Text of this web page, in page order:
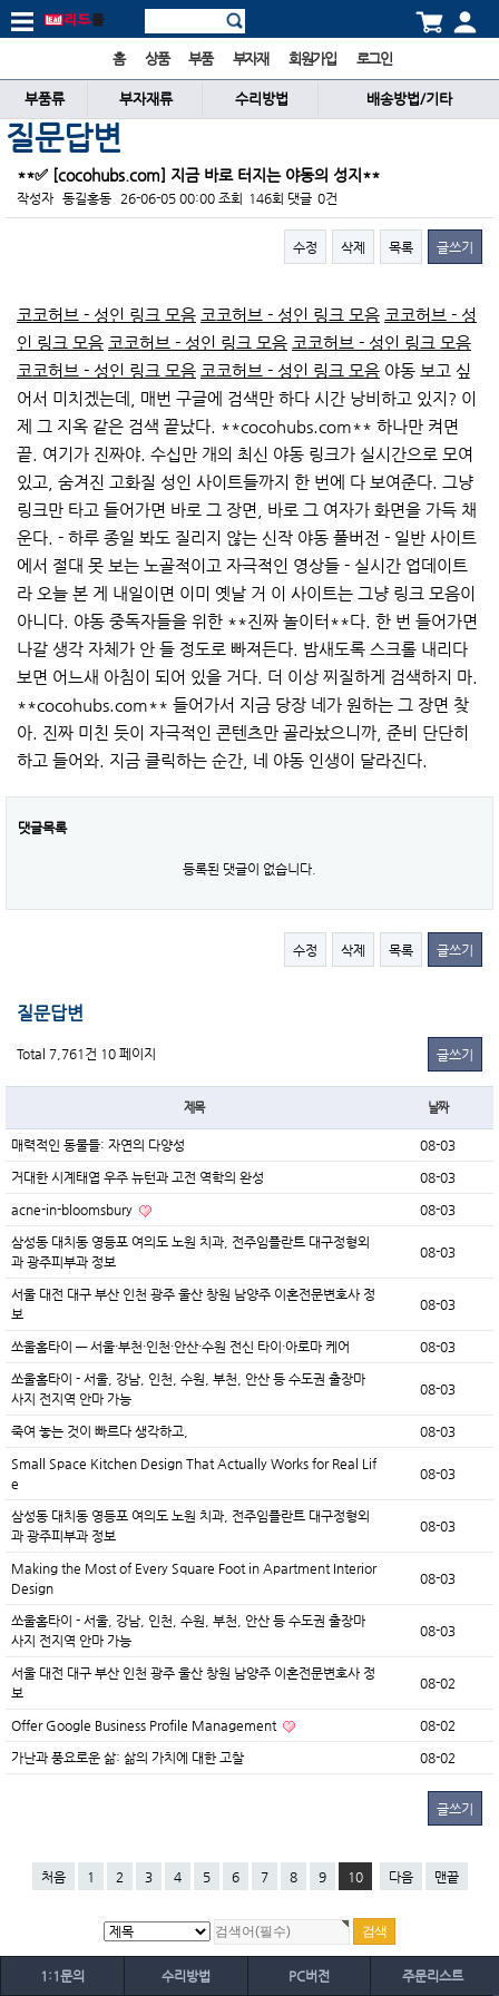
홈 상품 부품 부자재 회원가입 로그인
부품류 부자재류 수리방법 배송방법/기타
질문답변
**✅ [cocohubs.com] 지금 바로 터지는 야동의 성지**
작성자 동길홍동 26-06-05 00:00 조회 146회 댓글 0건
수정 삭제 목록 글쓰기
코코허브 - 성인 링크 모음 코코허브 - 성인 링크 모음 코코허브 - 성
인 링크 모음 코코허브 - 성인 링크 모음 코코허브 - 성인 링크 모음
코코허브 - 성인 링크 모음 코코허브 - 성인 링크 모음 야동 보고 싶
어서 미치겠는데, 매번 구글에 검색만 하다 시간 낭비하고 있지? 이
제 그 지옥 같은 검색 끝났다. **cocohubs.com** 하나만 켜면
끝. 여기가 진짜야. 수십만 개의 최신 야동 링크가 실시간으로 모여
있고, 숨겨진 고화질 성인 사이트들까지 한 번에 다 보여준다. 그냥
링크만 타고 들어가면 바로 그 장면, 바로 그 여자가 화면을 가득 채
운다. - 하루 종일 봐도 질리지 않는 신작 야동 풀버전 - 일반 사이트
에서 절대 못 보는 노골적이고 자극적인 영상들 - 실시간 업데이트
라 오늘 본 게 내일이면 이미 옛날 거 이 사이트는 그냥 링크 모음이
아니다. 야동 중독자들을 위한 **진짜 놀이터**다. 한 번 들어가면
나갈 생각 자체가 안 들 정도로 빠져든다. 밤새도록 스크롤 내리다
보면 어느새 아침이 되어 있을 거다. 더 이상 찌질하게 검색하지 마.
**cocohubs.com** 들어가서 지금 당장 네가 원하는 그 장면 찾
아. 진짜 미친 듯이 자극적인 콘텐츠만 골라놨으니까, 준비 단단히
하고 들어와. 지금 클릭하는 순간, 네 야동 인생이 달라진다.
댓글목록
등록된 댓글이 없습니다.
수정 삭제 목록 글쓰기
질문답변
Total 7,761건 10 페이지 글쓰기
제목 날짜
매력적인 동물들: 자연의 다양성 08-03
거대한 시계태엽 우주 뉴턴과 고전 역학의 완성 08-03
acne-in-bloomsbury 08-03
삼성동 대치동 영등포 여의도 노원 치과, 전주임플란트 대구정형외
과 광주피부과 정보
08-03
서울 대전 대구 부산 인천 광주 울산 창원 남양주 이혼전문변호사 정
보
08-03
쏘울홈타이 — 서울·부천·인천·안산·수원 전신 타이·아로마 케어 08-03
쏘울홈타이 - 서울, 강남, 인천, 수원, 부천, 안산 등 수도권 출장마
사지 전지역 안마 가능
08-03
죽여 놓는 것이 빠르다 생각하고, 08-03
Small Space Kitchen Design That Actually Works for Real Lif
e
08-03
삼성동 대치동 영등포 여의도 노원 치과, 전주임플란트 대구정형외
과 광주피부과 정보
08-03
Making the Most of Every Square Foot in Apartment Interior
Design
08-03
쏘울홈타이 - 서울, 강남, 인천, 수원, 부천, 안산 등 수도권 출장마
사지 전지역 안마 가능
08-03
서울 대전 대구 부산 인천 광주 울산 창원 남양주 이혼전문변호사 정
보
08-02
Offer Google Business Profile Management 08-02
가난과 풍요로운 삶: 삶의 가치에 대한 고찰 08-02
글쓰기
처음 1 2 3 4 5 6 7 8 9 10 다음 맨끝
1:1문의 수리방법 PC버전 주문리스트